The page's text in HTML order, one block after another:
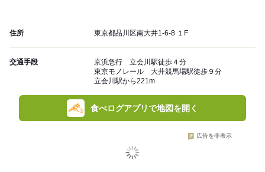
住所 東京都品川区南大井1-6-8 １F
交通手段
京浜急行 立会川駅徒歩４分
東京モノレール 大井競馬場駅徒歩９分
立会川駅から221m
食べログアプリで地図を開く
広告を非表示